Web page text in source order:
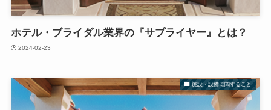
ホテル・ブライダル業界の『サプライヤー』とは？
2024-02-23
施設・設備に関すること